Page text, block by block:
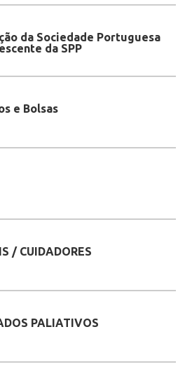
da Sociedade Portuguesa
da SPP
e Bolsas
/ CUIDADORES
PALIATIVOS